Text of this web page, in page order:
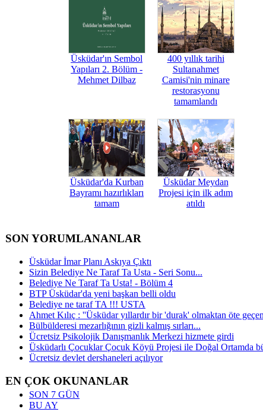
Üsküdar'ın Sembol
Yapıları 2. Bölüm -
Mehmet Dilbaz
400 yıllık tarihi
Sultanahmet
Camisi'nin minare
restorasyonu
tamamlandı
Üsküdar'da Kurban
Bayramı hazırlıkları
tamam
Üsküdar Meydan
Projesi için ilk adım
atıldı
SON YORUMLANANLAR
Üsküdar İmar Planı Askıya Çıktı
Sizin Belediye Ne Taraf Ta Usta - Seri Sonu...
Belediye Ne Taraf Ta Usta! - Bölüm 4
BTP Üsküdar'da yeni başkan belli oldu
Belediye ne taraf TA !!! USTA
Ahmet Kılıç : ''Üsküdar yıllardır bir 'durak' olmaktan öte
Bülbülderesi mezarlığının gizli kalmış sırları...
Ücretsiz Psikolojik Danışmanlık Merkezi hizmete girdi
Üsküdarlı Çocuklar Çocuk Köyü Projesi ile Doğal Ortamda
Ücretsiz devlet dershaneleri açılıyor
EN ÇOK OKUNANLAR
SON 7 GÜN
BU AY